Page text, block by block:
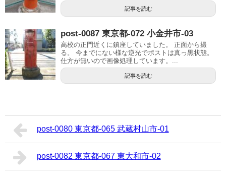
記事を読む
post-0087 東京都-072 小金井市-03
高校の正門近くに鎮座していました。 正面から撮
る。 今までにない様な逆光でポストは真っ黒状態。
仕方が無いので画像処理しています。...
記事を読む
post-0080 東京都-065 武蔵村山市-01
post-0082 東京都-067 東大和市-02